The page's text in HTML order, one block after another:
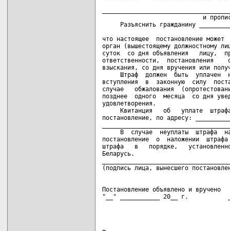
и
Разъяснить гражданину
что настоящее  постановление
орган (вышестоящему должностному
суток  со дня объявления   лицу,
ответственности,  постановления
взыскания, со дня вручения или
Штраф  должен  быть  уплачен
вступления  в  законную  силу
случае   обжалования
позднее  одного  месяца  со дня
удовлетворения.
Квитанция   об   уплате
постановление, по адресу:
В  случае  неуплаты  штрафа
постановление  о  наложении
штрафа   в   порядке,
Беларусь.
Постановление объявлено и вручено
"__" ___________ 20__ г.